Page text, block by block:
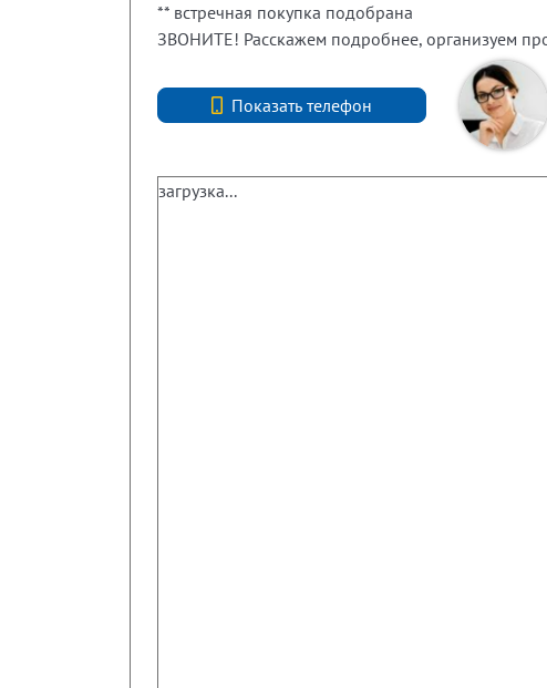
** встречная покупка подобрана
ЗВОНИТЕ! Расскажем подробнее, организуем
Показать телефон
+7 (812) 740-70-40
загрузка...